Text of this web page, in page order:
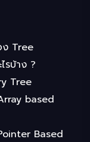
ง Tree
รบ้าง ?
Tree
based
Based